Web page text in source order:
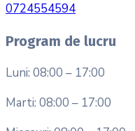
0724554594
Program de lucru
Luni: 08:00 – 17:00
Marti: 08:00 – 17:00